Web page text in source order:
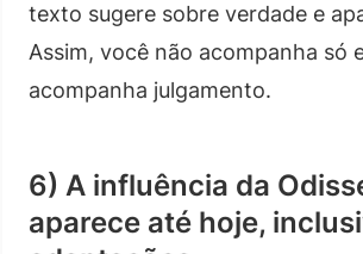
texto sugere sobre verdade e
Assim, você não acompanha só
acompanha julgamento.
6) A influência da
aparece até hoje,